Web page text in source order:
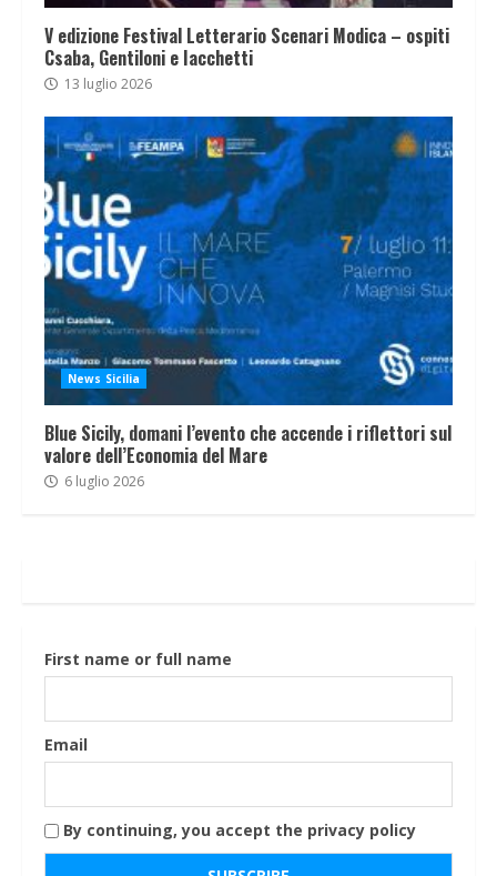
V edizione Festival Letterario Scenari Modica – ospiti
Csaba, Gentiloni e Iacchetti
13 luglio 2026
News Sicilia
Blue Sicily, domani l’evento che accende i riflettori sul
valore dell’Economia del Mare
6 luglio 2026
First name or full name
Email
By continuing, you accept the privacy policy